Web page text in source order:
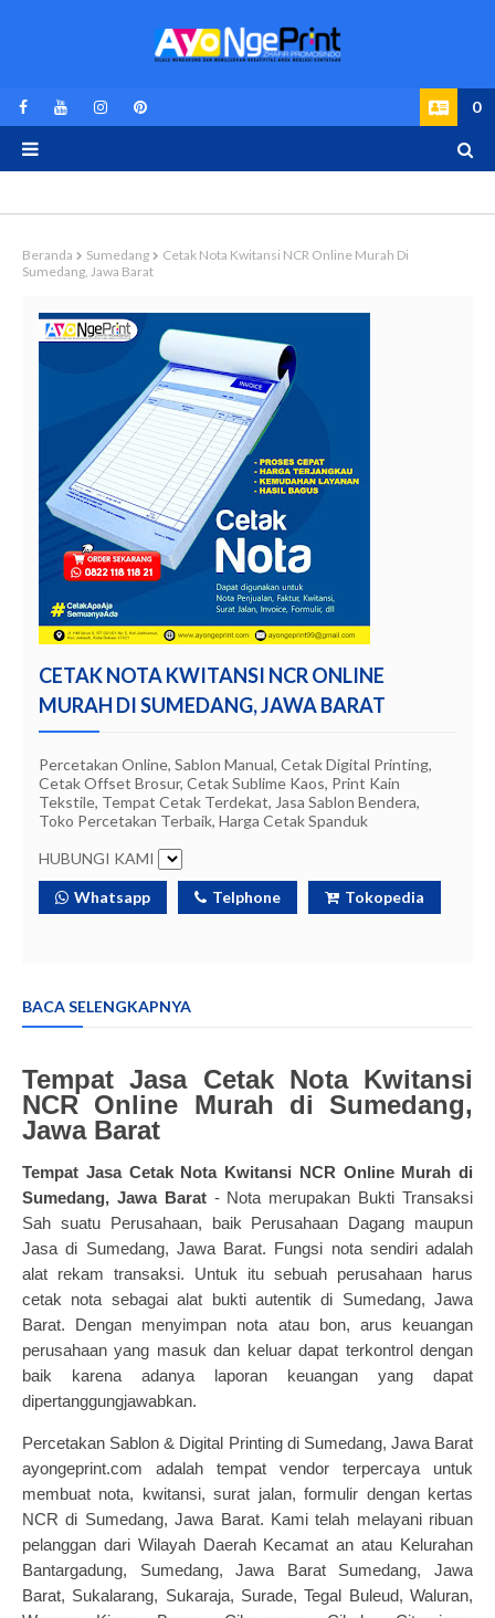
0
Beranda Sumedang
Cetak Nota Kwitansi NCR Online Murah Di
Sumedang, Jawa Barat
CETAK NOTA KWITANSI NCR ONLINE
MURAH DI SUMEDANG, JAWA BARAT
Percetakan Online, Sablon Manual, Cetak Digital Printing,
Cetak Offset Brosur, Cetak Sublime Kaos, Print Kain
Tekstile, Tempat Cetak Terdekat, Jasa Sablon Bendera,
Toko Percetakan Terbaik, Harga Cetak Spanduk
HUBUNGI KAMI
Whatsapp Telphone Tokopedia
BACA SELENGKAPNYA
Tempat Jasa Cetak Nota Kwitansi
NCR Online Murah di Sumedang,
Jawa Barat
Tempat Jasa Cetak Nota Kwitansi NCR Online Murah di
Sumedang, Jawa Barat- Nota merupakan Bukti Transaksi
Sah suatu Perusahaan, baik Perusahaan Dagang maupun
Jasa di Sumedang, Jawa Barat. Fungsi nota sendiri adalah
alat rekam transaksi. Untuk itu sebuah perusahaan harus
cetak nota sebagai alat bukti autentik di Sumedang, Jawa
Barat. Dengan menyimpan nota atau bon, arus keuangan
perusahaan yang masuk dan keluar dapat terkontrol dengan
baik karena adanya laporan keuangan yang dapat
dipertanggungjawabkan.
Percetakan Sablon & Digital Printing di Sumedang, Jawa Barat
ayongeprint.com adalah tempat vendor terpercaya untuk
membuat nota, kwitansi, surat jalan, formulir dengan kertas
NCR di Sumedang, Jawa Barat. Kami telah melayani ribuan
pelanggan dari Wilayah Daerah Kecamat an atau Kelurahan
Bantargadung, Sumedang, Jawa Barat Sumedang, Jawa
Barat, Sukalarang, Sukaraja, Surade, Tegal Buleud, Waluran,